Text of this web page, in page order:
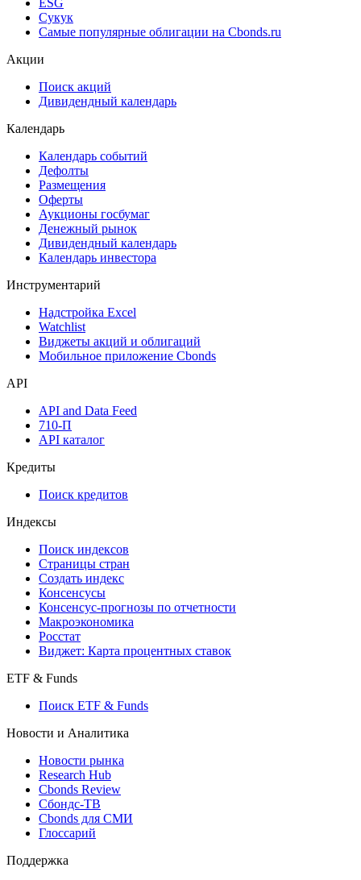
ESG
Сукук
Самые популярные облигации на Cbonds.ru
Акции
Поиск акций
Дивидендный календарь
Календарь
Календарь событий
Дефолты
Размещения
Оферты
Аукционы госбумаг
Денежный рынок
Дивидендный календарь
Календарь инвестора
Инструментарий
Надстройка Excel
Watchlist
Виджеты акций и облигаций
Мобильное приложение Cbonds
API
API and Data Feed
710-П
API каталог
Кредиты
Поиск кредитов
Индексы
Поиск индексов
Страницы стран
Создать индекс
Консенсусы
Консенсус-прогнозы по отчетности
Макроэкономика
Росстат
Виджет: Карта процентных ставок
ETF & Funds
Поиск ETF & Funds
Новости и Аналитика
Новости рынка
Research Hub
Cbonds Review
Сбондс-ТВ
Cbonds для СМИ
Глоссарий
Поддержка